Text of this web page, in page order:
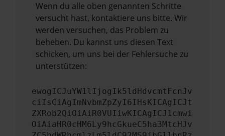
Wenn du alle oben genannten Schritte
versucht hast, kontaktiere uns bitte. Wir
werden versuchen, das Problem zu
beheben. Du kannst uns diesen Text
schicken, um uns bei der Fehlersuche zu
unterstützen:
ewogICJuYW1lIjogIk5ldHdvcmtFcnJv
ciIsCiAgImNvbmZpZyI6IHsKICAgICJt
ZXRob2QiOiAiR0VUIiwKICAgICJ1cmwi
OiAiaHR0cHM6Ly9hcGkueC5ha3MtcHJv